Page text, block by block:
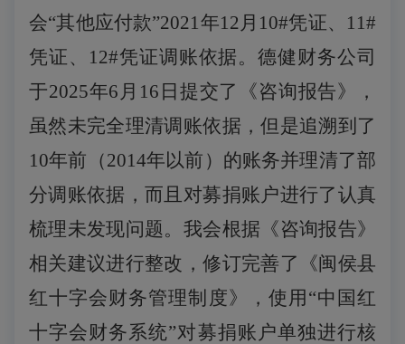
会“其他应付款”2021年12月10#凭证、11#
凭证、12#凭证调账依据。德健财务公司
于2025年6月16日提交了《咨询报告》，
虽然未完全理清调账依据，但是追溯到了
10年前（2014年以前）的账务并理清了部
分调账依据，而且对募捐账户进行了认真
梳理未发现问题。我会根据《咨询报告》
相关建议进行整改，修订完善了《闽侯县
红十字会财务管理制度》，使用“中国红
十字会财务系统”对募捐账户单独进行核